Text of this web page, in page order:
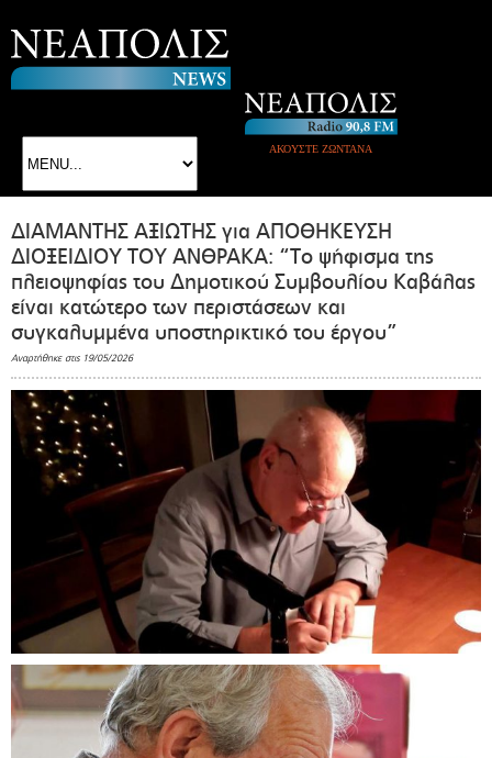
ΑΚΟΥΣΤΕ ΖΩΝΤΑΝΑ
ΔΙΑΜΑΝΤΗΣ ΑΞΙΩΤΗΣ για ΑΠΟΘΗΚΕΥΣΗ
ΔΙΟΞΕΙΔΙΟΥ ΤΟΥ ΑΝΘΡΑΚΑ: “Τo ψήφισμα της
πλειοψηφίας του Δημοτικού Συμβουλίου Καβάλας
είναι κατώτερο των περιστάσεων και
συγκαλυμμένα υποστηρικτικό του έργου”
Αναρτήθηκε στις 19/05/2026